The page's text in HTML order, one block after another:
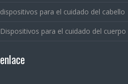
dispositivos para el cuidado del cabello
Dispositivos para el cuidado del cuerpo
enlace